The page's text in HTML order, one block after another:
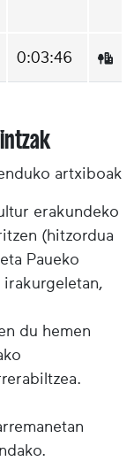
0:03:46
artxiboak
erakundeko
(hitzordua
Paueko
du hemen